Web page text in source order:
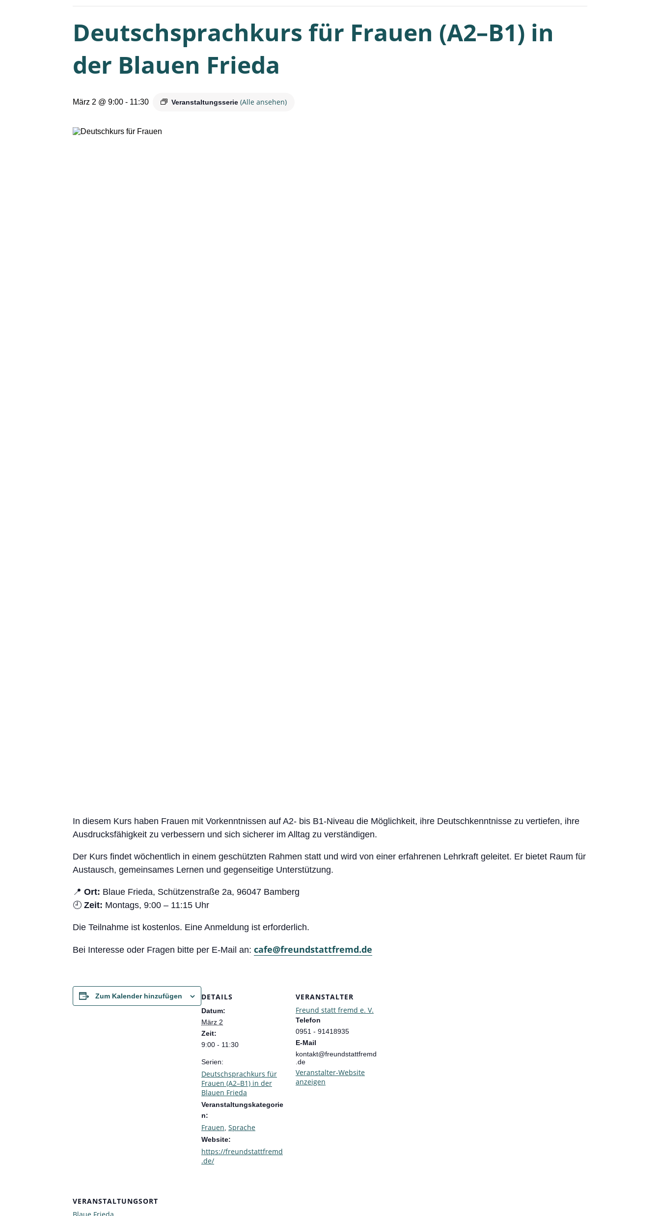
Deutschsprachkurs für Frauen (A2–B1) in
der Blauen Frieda
März 2 @ 9:00 - 11:30 Veranstaltungsserie (Alle ansehen)
In diesem Kurs haben Frauen mit Vorkenntnissen auf A2- bis B1-Niveau die Möglichkeit, ihre Deutschkenntnisse zu vertiefen, ihre
Ausdrucksfähigkeit zu verbessern und sich sicherer im Alltag zu verständigen.
Der Kurs findet wöchentlich in einem geschützten Rahmen statt und wird von einer erfahrenen Lehrkraft geleitet. Er bietet Raum für
Austausch, gemeinsames Lernen und gegenseitige Unterstützung.
📍 Ort: Blaue Frieda, Schützenstraße 2a, 96047 Bamberg
🕘 Zeit: Montags, 9:00 – 11:15 Uhr
Die Teilnahme ist kostenlos. Eine Anmeldung ist erforderlich.
Bei Interesse oder Fragen bitte per E-Mail an: cafe@freundstattfremd.de
Zum Kalender hinzufügen DETAILS
Datum:
März 2
Zeit:
9:00 - 11:30
Serien:
Deutschsprachkurs für
Frauen (A2–B1) in der
Blauen Frieda
Veranstaltungskategorie
n:
Frauen Sprache
Website:
https://freundstattfremd
.de/
VERANSTALTER
Freund statt fremd e. V.
Telefon
0951 - 91418935
E-Mail
kontakt@freundstattfremd
.de
Veranstalter-Website
anzeigen
VERANSTALTUNGSORT